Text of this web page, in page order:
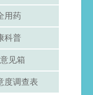
用药
科普
见箱
度调查表